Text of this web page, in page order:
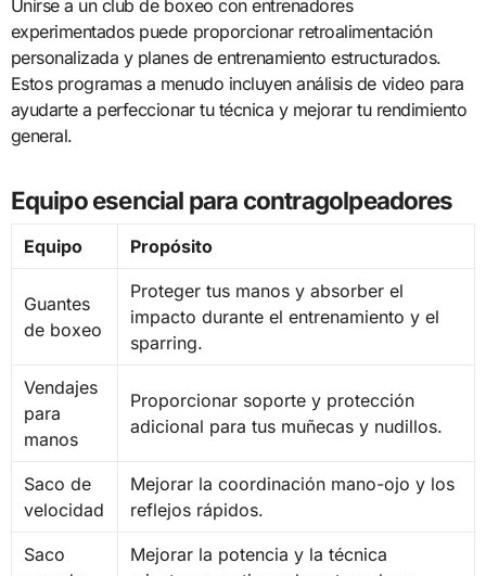
Unirse a un club de boxeo con entrenadores
experimentados puede proporcionar retroalimentación
personalizada y planes de entrenamiento estructurados.
Estos programas a menudo incluyen análisis de video para
ayudarte a perfeccionar tu técnica y mejorar tu rendimiento
general.
Equipo esencial para contragolpeadores
Equipo Propósito
Guantes
de boxeo
Proteger tus manos y absorber el
impacto durante el entrenamiento y el
sparring.
Vendajes
para
manos
Proporcionar soporte y protección
adicional para tus muñecas y nudillos.
Saco de
velocidad
Mejorar la coordinación mano-ojo y los
reflejos rápidos.
Saco
Mejorar la potencia y la técnica